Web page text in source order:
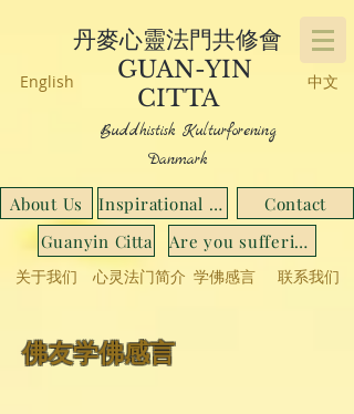
丹麥心靈法門共修會
GUAN-YIN
CITTA
Buddhistisk Kulturforening
Danmark
English 中文
About Us Inspirational Stories
Contact
Guanyin Citta
Are you suffering from...
关于我们 心灵法门简介 学佛感言 联系我们
佛友学佛感言